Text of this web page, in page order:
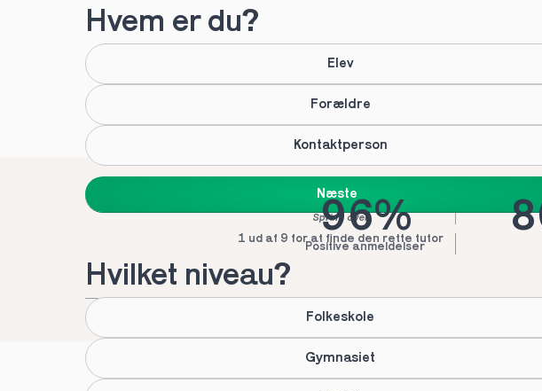
Hvem er du?
Elev
Forældre
Kontaktperson
Næste
Spring over
1 ud af 9 for at finde den rette tutor
Hvilket niveau?
Folkeskole
Gymnasiet
96%
Positive anmeldelser